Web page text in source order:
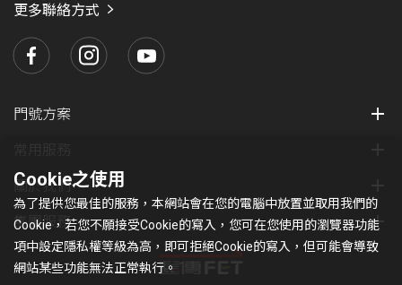
更多聯絡方式
門號方案
關於我們
集團服務
Cookie之使用
為了提供您最佳的服務，本網站會在您的電腦中放置並取用我們的
Cookie，若您不願接受Cookie的寫入，您可在您使用的瀏覽器功能
項中設定隱私權等級為高，即可拒絕Cookie的寫入，但可能會導致
網站某些功能無法正常執行。